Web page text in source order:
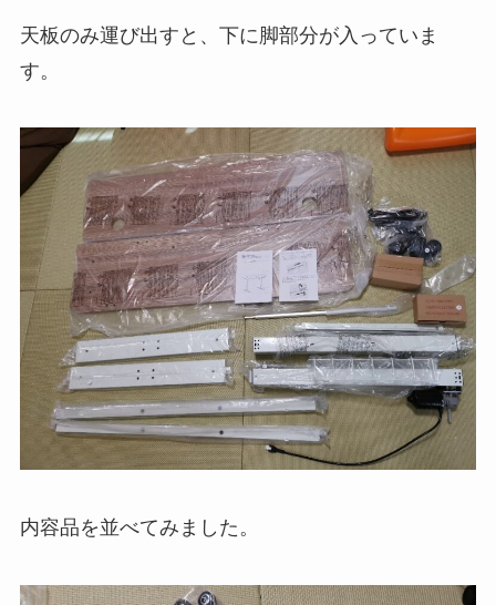
天板のみ運び出すと、下に脚部分が入っていま
す。
内容品を並べてみました。